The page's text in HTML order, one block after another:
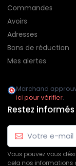
Commandes
Avoirs
Adresses
Bons de réduction
Mes alertes
Marchand
ici pour vérifier.
Restez informés
Vous pouvez vous
cela nos